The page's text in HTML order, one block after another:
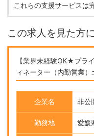
これらの支援サービスは
この求人を見た方
【業界未経験OK★プラ
ィネーター（内勤営業）
企業名 非公
勤務地 愛媛